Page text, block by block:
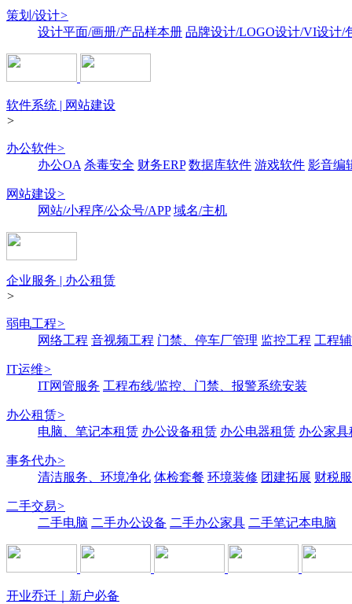
策划/设计>
设计平面/画册/产品样本册 品牌设计/LOGO设计/VI设计/
软件系统 | 网站建设
>
办公软件>
办公OA 杀毒安全 财务ERP 数据库软件 游戏软件 影音编
网站建设>
网站/小程序/公众号/APP 域名/主机
企业服务 | 办公租赁
>
弱电工程>
网络工程 音视频工程 门禁、停车厂管理 监控工程 工程
IT运维>
IT网管服务 工程布线/监控、门禁、报警系统安装
办公租赁>
电脑、笔记本租赁 办公设备租赁 办公电器租赁 办公家具
事务代办>
清洁服务、环境净化 体检套餐 环境装修 团建拓展 财税
二手交易>
二手电脑 二手办公设备 二手办公家具 二手笔记本电脑
开业乔迁｜新户必备